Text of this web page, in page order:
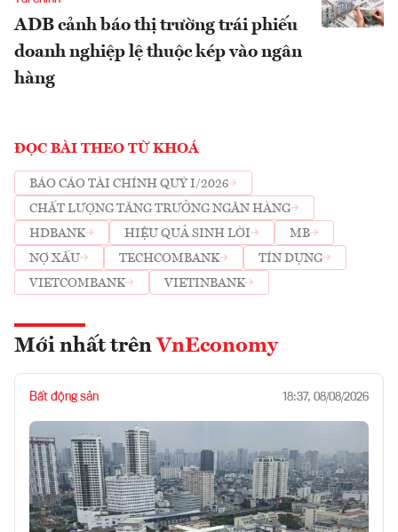
ADB cảnh báo thị trường trái phiếu
doanh nghiệp lệ thuộc kép vào ngân
hàng
ĐỌC BÀI THEO TỪ KHOÁ
BÁO CÁO TÀI CHÍNH QUÝ I/2026
CHẤT LƯỢNG TĂNG TRƯỞNG NGÂN HÀNG
HDBANK
HIỆU QUẢ SINH LỜI
MB
NỢ XẤU
TECHCOMBANK
TÍN DỤNG
VIETCOMBANK
VIETINBANK
Mới nhất trên VnEconomy
Bất động sản 18:37, 08/08/2026